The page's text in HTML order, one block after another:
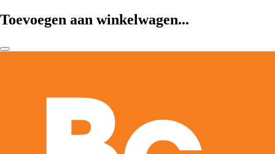
Toevoegen aan winkelwagen...